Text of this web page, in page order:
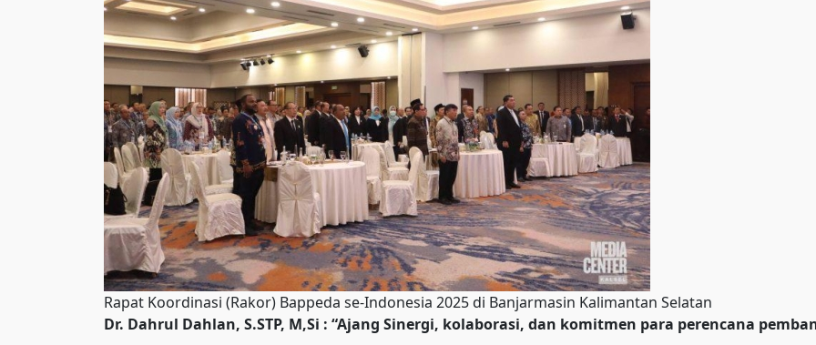
Rapat Koordinasi (Rakor) Bappeda se-Indonesia 2025 di Banjarmasin Kalimantan Selatan
Dr. Dahrul Dahlan, S.STP, M,Si : “Ajang Sinergi, kolaborasi, dan komitmen para perencana